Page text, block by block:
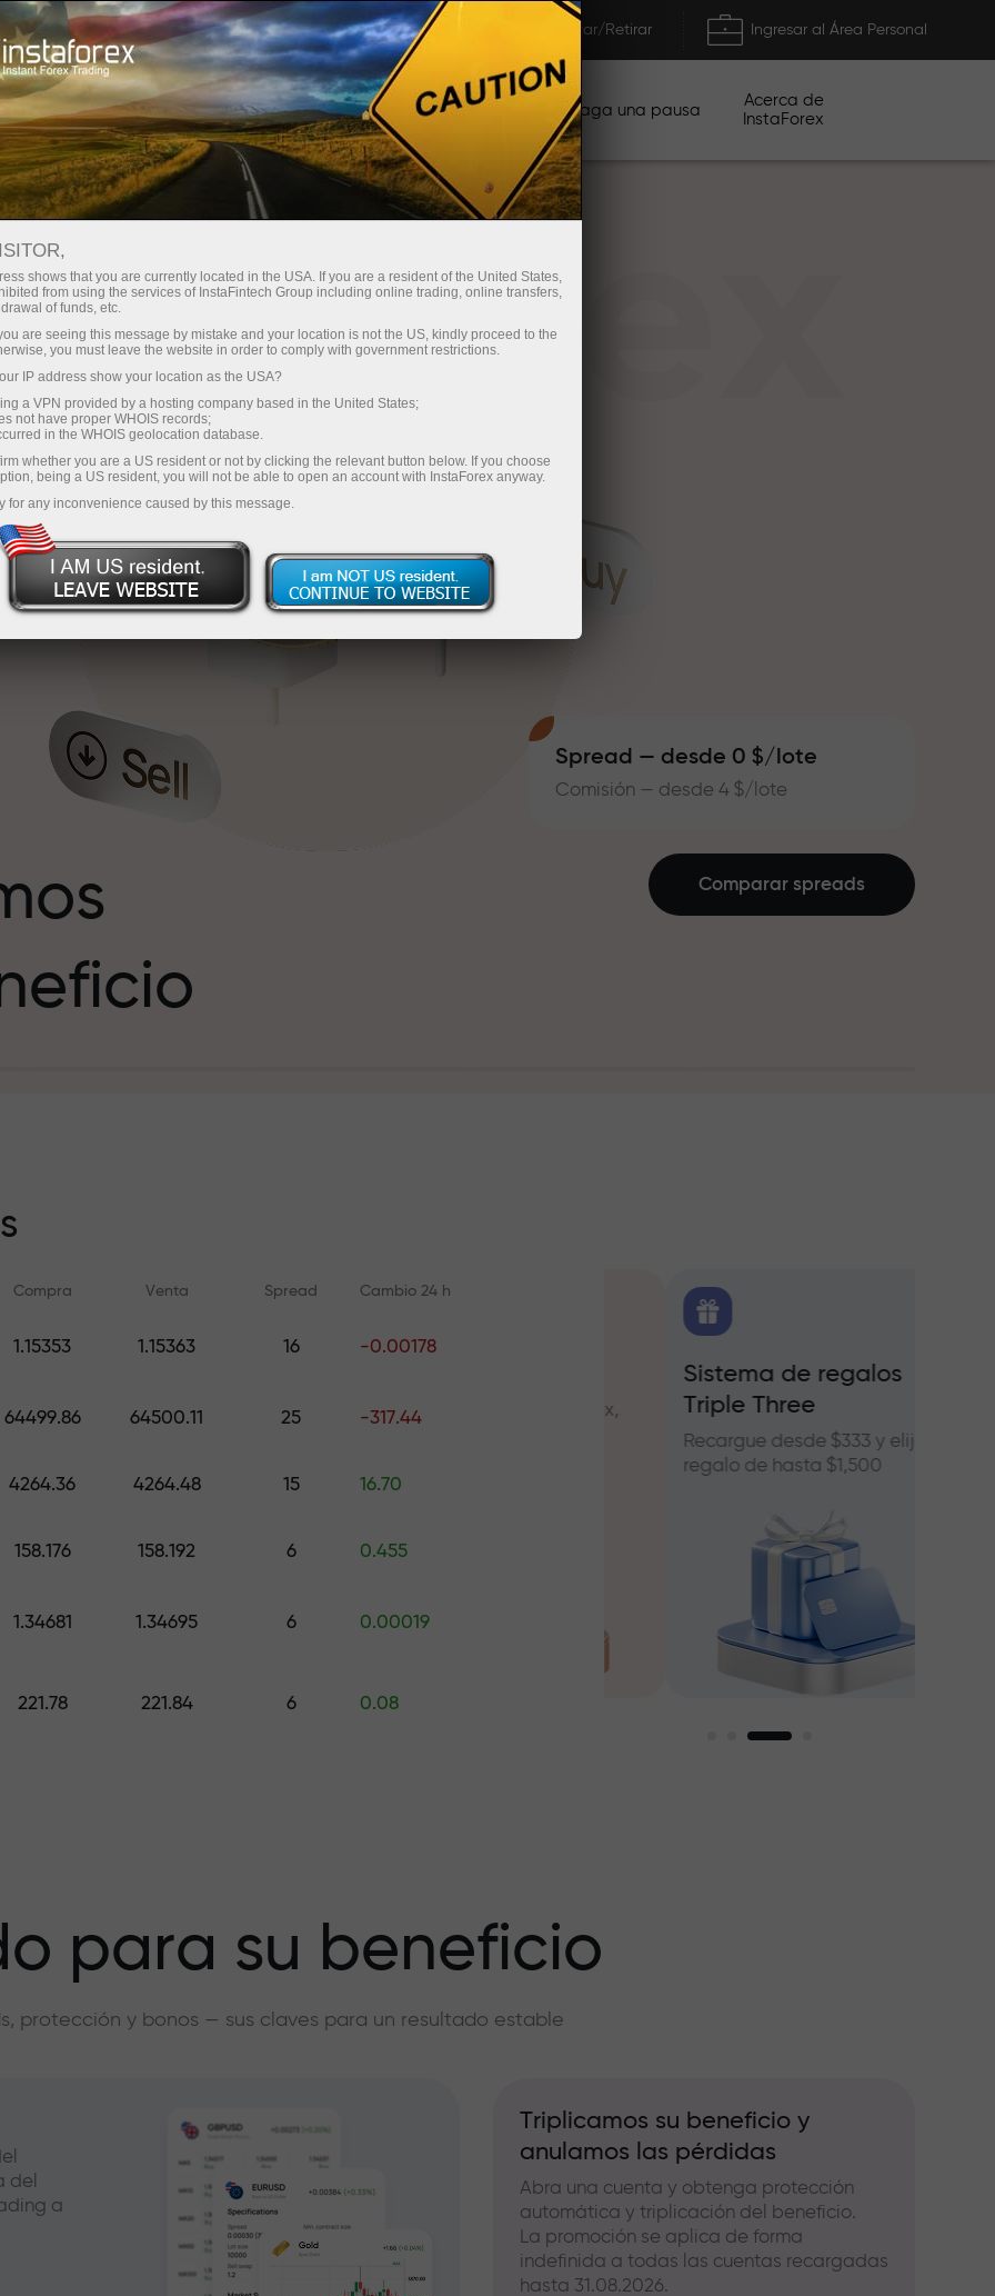
de la cuenta Plataforma comercial Depositar/Retirar Ingresar al Área Personal
Para
Para
Inversionistas
Para Socios Campañas Haga una pausa
Acerca de
InstaForex
Spread — desde 0 $/lote
Comisión — desde 4 $/lote
en la pista
de regalos
— garantizamos
X1000 — el
Comparar spreads
Compra Venta Spread Cambio 24 h
1.15353 1.15363 16 -0.00178
64499.86 64500.11 25 -317.44
4264.36 4264.48 15 16.70
158.176 158.192 6 0.455
1.34681 1.34695 6 0.00019
221.78 221.84 6 0.08
Aprenda a operar desde cero —
Pronósticos diarios de Forex,
Sistema de regalos
Triple Three
Recargue desde $333 y elija un
regalo de hasta $1,500
para su beneficio
protección y bonos — sus claves para un resultado estable
del
a
Triplicamos su beneficio y
anulamos las pérdidas
Abra una cuenta y obtenga protección
automática y triplicación del beneficio.
La promoción se aplica de forma
indefinida a todas las cuentas recargadas
hasta 31.08.2026.
shows that you are currently located in the USA. If you are a resident of the United States,
from using the services of InstaFintech Group including online trading, online transfers,
of funds, etc.
are seeing this message by mistake and your location is not the US, kindly proceed to the
you must leave the website in order to comply with government restrictions.
IP address show your location as the USA?
a VPN provided by a hosting company based in the United States;
not have proper WHOIS records;
in the WHOIS geolocation database.
whether you are a US resident or not by clicking the relevant button below. If you choose
being a US resident, you will not be able to open an account with InstaForex anyway.
for any inconvenience caused by this message.